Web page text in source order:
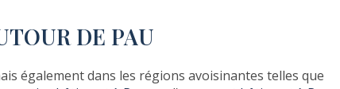
DE PAU
également dans les régions avoisinantes telles que